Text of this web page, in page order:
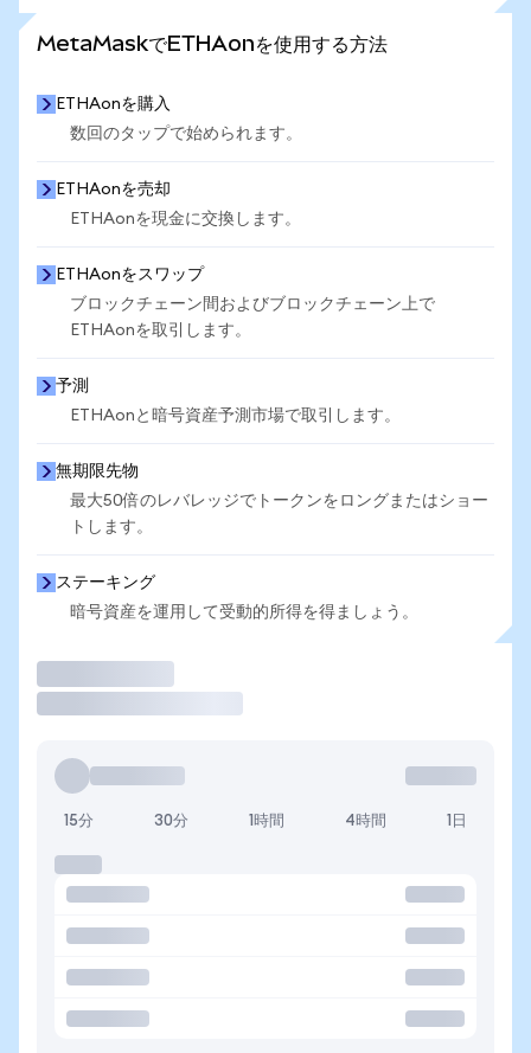
MetaMaskでETHAonを使用する方法
ETHAonを購入
数回のタップで始められます。
ETHAonを売却
ETHAonを現金に交換します。
ETHAonをスワップ
ブロックチェーン間およびブロックチェーン上で
ETHAonを取引します。
予測
ETHAonと暗号資産予測市場で取引します。
無期限先物
最大50倍のレバレッジでトークンをロングまたはショー
トします。
ステーキング
暗号資産を運用して受動的所得を得ましょう。
15分 30分 1時間 4時間 1日